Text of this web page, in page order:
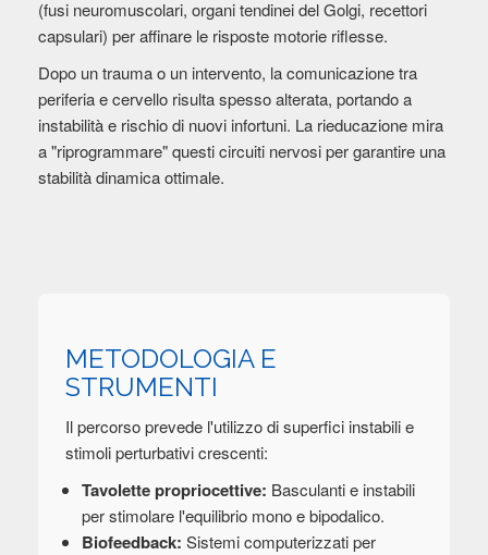
(fusi neuromuscolari, organi tendinei del Golgi, recettori
capsulari) per affinare le risposte motorie riflesse.
Dopo un trauma o un intervento, la comunicazione tra
periferia e cervello risulta spesso alterata, portando a
instabilità e rischio di nuovi infortuni. La rieducazione mira
a "riprogrammare" questi circuiti nervosi per garantire una
stabilità dinamica ottimale.
METODOLOGIA E
STRUMENTI
Il percorso prevede l'utilizzo di superfici instabili e
stimoli perturbativi crescenti:
Tavolette propriocettive: Basculanti e instabili
per stimolare l'equilibrio mono e bipodalico.
Biofeedback: Sistemi computerizzati per